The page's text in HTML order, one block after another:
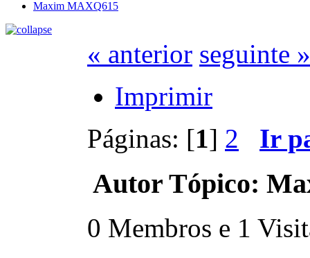
Maxim MAXQ615
« anterior seguinte »
Imprimir
Páginas: [1] 2 Ir
Autor Tópico:
0 Membros e 1